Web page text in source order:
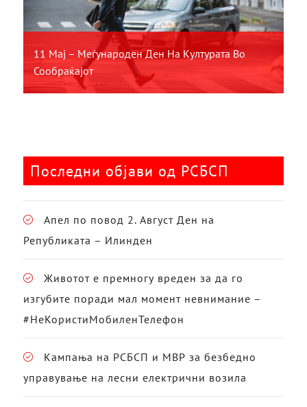
11 Мај – Меѓународен Ден На Културата Во
Сообраќајот
Последни објави од РСБСП
Апел по повод 2. Август Ден на
Републиката – Илинден
Животот е премногу вреден за да го
изгубите поради мал момент невнимание –
#НеКористиМобиленТелефон
Кампања на РСБСП и МВР за безбедно
управување на лесни електрични возила